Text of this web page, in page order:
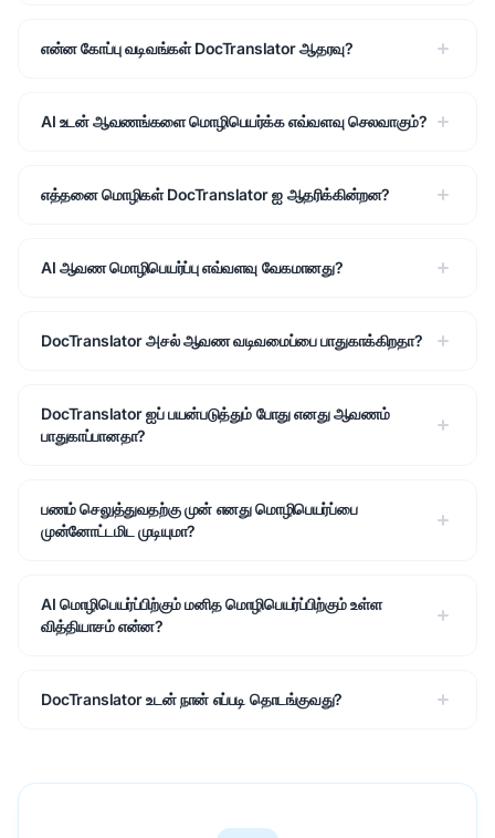
என்ன கோப்பு வடிவங்கள் DocTranslator ஆதரவு?
AI உடன் ஆவணங்களை மொழிபெயர்க்க எவ்வளவு செலவாகும்?
எத்தனை மொழிகள் DocTranslator ஐ ஆதரிக்கின்றன?
AI ஆவண மொழிபெயர்ப்பு எவ்வளவு வேகமானது?
DocTranslator அசல் ஆவண வடிவமைப்பை பாதுகாக்கிறதா?
DocTranslator ஐப் பயன்படுத்தும் போது எனது ஆவணம்
பாதுகாப்பானதா?
பணம் செலுத்துவதற்கு முன் எனது மொழிபெயர்ப்பை
முன்னோட்டமிட முடியுமா?
AI மொழிபெயர்ப்பிற்கும் மனித மொழிபெயர்ப்பிற்கும் உள்ள
வித்தியாசம் என்ன?
DocTranslator உடன் நான் எப்படி தொடங்குவது?